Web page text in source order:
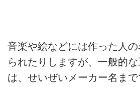
音楽や絵などには作った人
られたりしますが、一般的
は、せいぜいメーカー名ま